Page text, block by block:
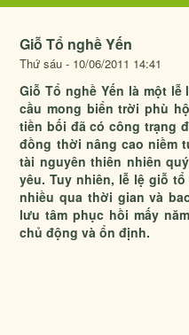
Giỗ Tổ nghề Yến
Thứ sáu - 10/06/2011 14:41
Giỗ Tổ nghề Yến là một
cầu mong biển trời phù
tiền bối đã có công trạng
đồng thời nâng cao niềm
tài nguyên thiên nhiên
yêu. Tuy nhiên, lễ lệ giỗ
nhiều qua thời gian và
lưu tâm phục hồi mấy
chủ động và ổn định.